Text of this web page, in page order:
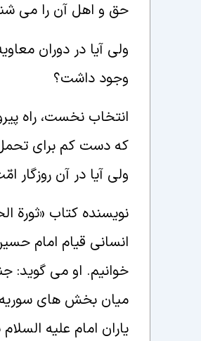
حق و اهل آن را مى
ولى آيا در دوران
وجود داشت؟
انتخاب نخست، راه
كه دست كم براى
ولى آيا در آن روزگار
نويسنده كتاب «ثورة
انسانى قيام امام
خوانيم. او مى
ميان بخش هاى سوريه
ياران امام عليه